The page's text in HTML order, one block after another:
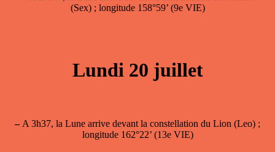
(Sex) ; longitude 158°59’ (9e VIE)
Lundi 20 juillet
–A 3h37, la Lune arrive devant la constellation du Lion (Leo) ;
longitude 162°22’ (13e VIE)